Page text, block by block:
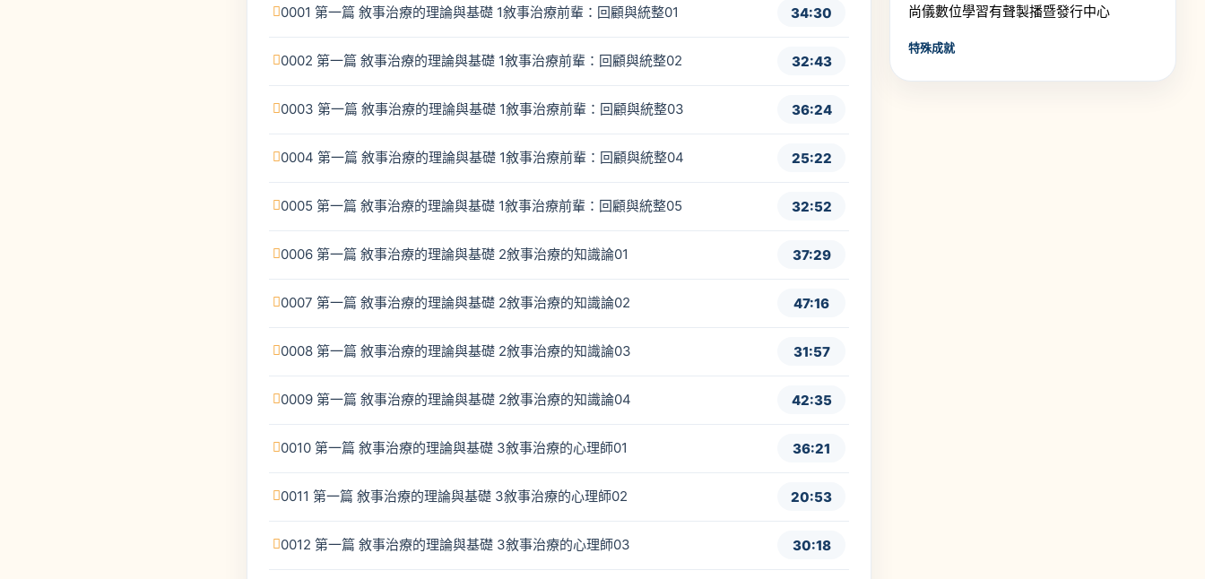
0001 第一篇 敘事治療的理論與基礎 1敘事治療前輩：回顧與統整01 34:30
0002 第一篇 敘事治療的理論與基礎 1敘事治療前輩：回顧與統整02 32:43
0003 第一篇 敘事治療的理論與基礎 1敘事治療前輩：回顧與統整03 36:24
0004 第一篇 敘事治療的理論與基礎 1敘事治療前輩：回顧與統整04 25:22
0005 第一篇 敘事治療的理論與基礎 1敘事治療前輩：回顧與統整05 32:52
0006 第一篇 敘事治療的理論與基礎 2敘事治療的知識論01 37:29
0007 第一篇 敘事治療的理論與基礎 2敘事治療的知識論02 47:16
0008 第一篇 敘事治療的理論與基礎 2敘事治療的知識論03 31:57
0009 第一篇 敘事治療的理論與基礎 2敘事治療的知識論04 42:35
0010 第一篇 敘事治療的理論與基礎 3敘事治療的心理師01 36:21
0011 第一篇 敘事治療的理論與基礎 3敘事治療的心理師02 20:53
0012 第一篇 敘事治療的理論與基礎 3敘事治療的心理師03 30:18
尚儀數位學習有聲製播暨發行中心
特殊成就